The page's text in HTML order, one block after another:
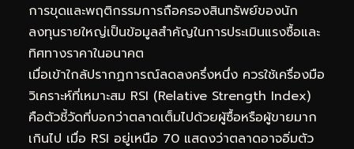
การขุดและพฤติกรรมการถือครองสินทรัพย์ของนัก
ลงทุนรายใหญ่เป็นข้อมูลสำคัญในการประเมินแรงซื้อและ
ทิศทางราคาในอนาคต
เมื่อเข้าใกล้ปรากฏการณ์ลดลงครึ่งหนึ่ง ควรใช้เครื่องมือ
วิเคราะห์ที่เหมาะสม RSI (Relative Strength Index)
คือตัวชี้วัดที่บอกว่าตลาดเต็มไปด้วยผู้ซื้อหรือผู้ขายมาก
เกินไป เมื่อ RSI อยู่เหนือ 70 แสดงว่าตลาดอาจอิ่มตัว